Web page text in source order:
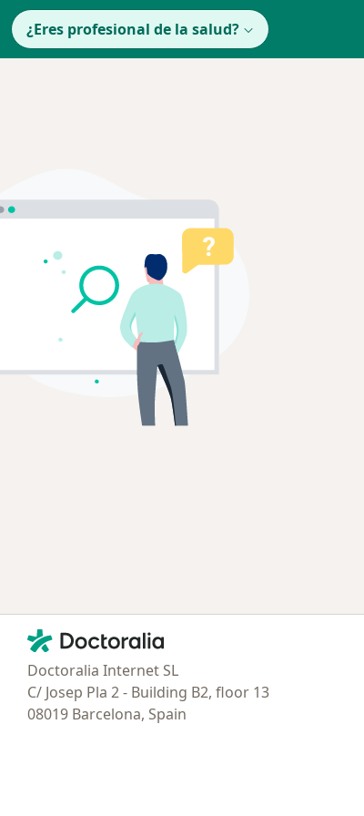
¿Eres profesional de la salud?
Contacto
Doctoralia - Página de inicio
Doctoralia Internet SL
C/ Josep Pla 2 - Building B2, floor 13
08019 Barcelona, Spain